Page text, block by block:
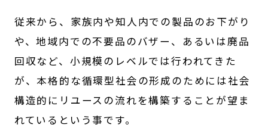
従来から、家族内や知人内での製品のお下がり
や、地域内での不要品のバザー、あるいは廃品
回収など、小規模のレベルでは行われてきた
が、本格的な循環型社会の形成のためには社会
構造的にリユースの流れを構築することが望ま
れているという事です。